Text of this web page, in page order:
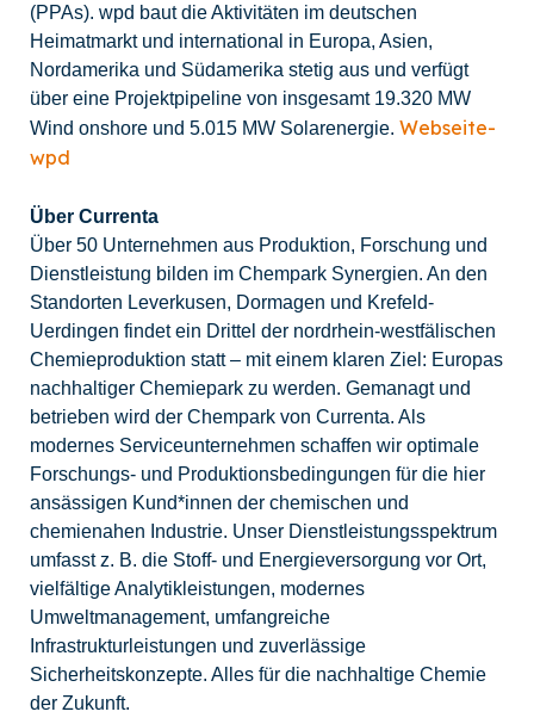
(PPAs). wpd baut die Aktivitäten im deutschen
Heimatmarkt und international in Europa, Asien,
Nordamerika und Südamerika stetig aus und verfügt
über eine Projektpipeline von insgesamt 19.320 MW
Wind onshore und 5.015 MW Solarenergie. Webseite-
wpd
Über Currenta
Über 50 Unternehmen aus Produktion, Forschung und
Dienstleistung bilden im Chempark Synergien. An den
Standorten Leverkusen, Dormagen und Krefeld-
Uerdingen findet ein Drittel der nordrhein-westfälischen
Chemieproduktion statt – mit einem klaren Ziel: Europas
nachhaltiger Chemiepark zu werden. Gemanagt und
betrieben wird der Chempark von Currenta. Als
modernes Serviceunternehmen schaffen wir optimale
Forschungs- und Produktionsbedingungen für die hier
ansässigen Kund*innen der chemischen und
chemienahen Industrie. Unser Dienstleistungsspektrum
umfasst z. B. die Stoff- und Energieversorgung vor Ort,
vielfältige Analytikleistungen, modernes
Umweltmanagement, umfangreiche
Infrastrukturleistungen und zuverlässige
Sicherheitskonzepte. Alles für die nachhaltige Chemie
der Zukunft.